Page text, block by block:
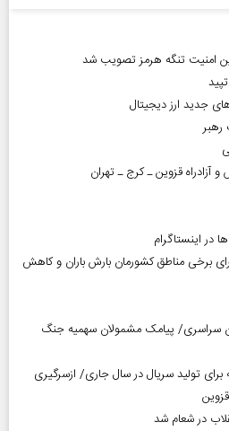
امنیت تنگه هرمز تصویب شد
جدید ارز دیجیتال
رهبر
قزوین ـ کرج ـ تهران
در اینستاگرام
برخی مناطق کشورمان بارش باران و کاهش
سراسری/ پیامک مشمولان سهمیه جنگ
از ۲۰ فیلم‌نامه برای تولید سریال در سال جاری/ ازسرگیری
در شعام شد